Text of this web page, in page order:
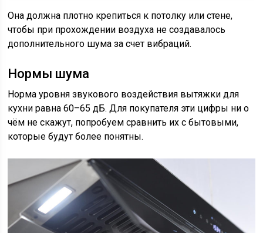
Она должна плотно крепиться к потолку или стене,
чтобы при прохождении воздуха не создавалось
дополнительного шума за счет вибраций.
Нормы шума
Норма уровня звукового воздействия вытяжки для
кухни равна 60–65 дБ. Для покупателя эти цифры ни о
чём не скажут, попробуем сравнить их с бытовыми,
которые будут более понятны.